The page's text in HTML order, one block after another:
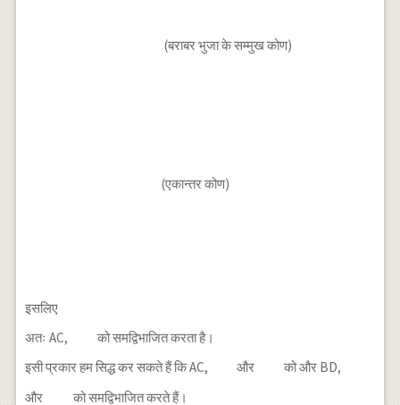
(बराबर भुजा के सम्मुख कोण)
(एकान्तर कोण)
इसलिए
अतः AC,
को समद्विभाजित करता है।
इसी प्रकार हम सिद्ध कर सकते हैं कि AC,
और
को और BD,
और
को समद्विभाजित करते हैं।